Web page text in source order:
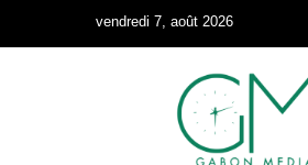
vendredi 7, août 2026